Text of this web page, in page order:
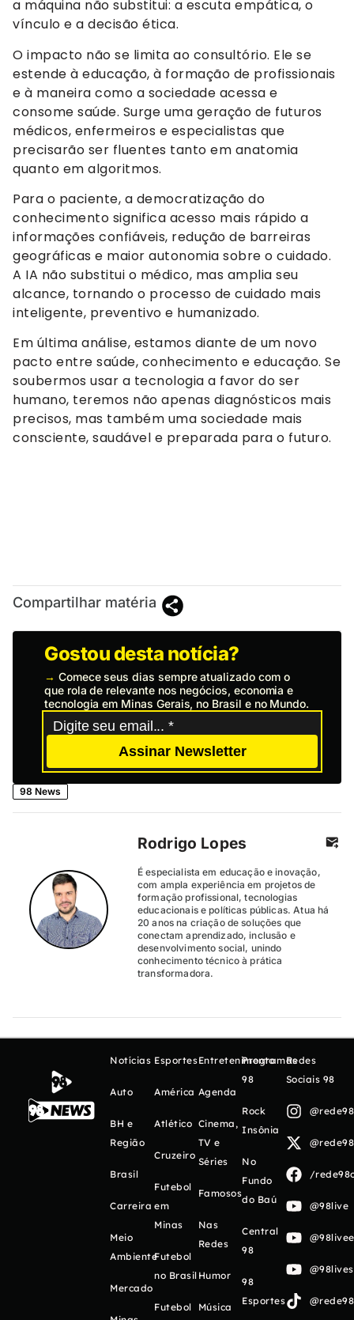
a máquina não substitui: a escuta empática, o
vínculo e a decisão ética.
O impacto não se limita ao consultório. Ele se
estende à educação, à formação de profissionais
e à maneira como a sociedade acessa e
consome saúde. Surge uma geração de futuros
médicos, enfermeiros e especialistas que
precisarão ser fluentes tanto em anatomia
quanto em algoritmos.
Para o paciente, a democratização do
conhecimento significa acesso mais rápido a
informações confiáveis, redução de barreiras
geográficas e maior autonomia sobre o cuidado.
A IA não substitui o médico, mas amplia seu
alcance, tornando o processo de cuidado mais
inteligente, preventivo e humanizado.
Em última análise, estamos diante de um novo
pacto entre saúde, conhecimento e educação. Se
soubermos usar a tecnologia a favor do ser
humano, teremos não apenas diagnósticos mais
precisos, mas também uma sociedade mais
consciente, saudável e preparada para o futuro.
Compartilhar matéria
Gostou desta notícia?
→ Comece seus dias sempre atualizado com o
que rola de relevante nos negócios, economia e
tecnologia em Minas Gerais, no Brasil e no Mundo.
Assinar Newsletter
98 News
Rodrigo Lopes
É especialista em educação e inovação,
com ampla experiência em projetos de
formação profissional, tecnologias
educacionais e políticas públicas. Atua há
20 anos na criação de soluções que
conectam aprendizado, inclusão e
desenvolvimento social, unindo
conhecimento técnico à prática
transformadora.
Notícias
Auto
BH e
Região
Brasil
Carreira
Meio
Ambiente
Mercado
Esportes
América
Atlético
Cruzeiro
Futebol
em
Minas
Futebol
no Brasil
Futebol
Entretenimento
Agenda
Cinema,
TV e
Séries
Famosos
Nas
Redes
Humor
Música
Programas
98
Rock
Insônia
No
Fundo
do Baú
Central
98
98
Esportes
Redes
Sociais 98
/
@98live